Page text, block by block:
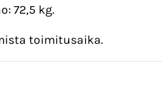
72,5 kg.
toimitusaika.